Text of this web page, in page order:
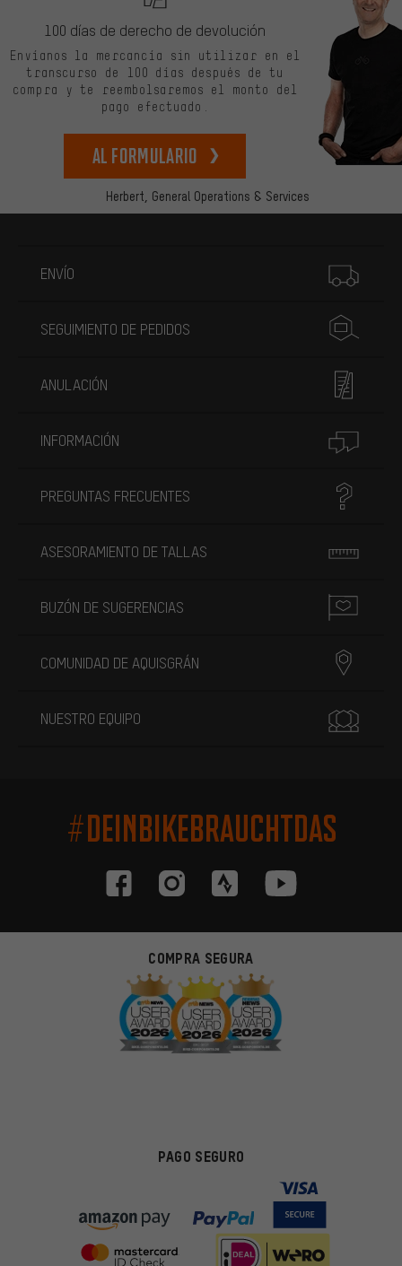
Herbert, General Operations & Services
100 días de derecho de devolución
Envíanos la mercancía sin utilizar en el
transcurso de 100 días después de tu
compra y te reembolsaremos el monto del
pago efectuado.
Al formulario
ENVÍO
SEGUIMIENTO DE PEDIDOS
ANULACIÓN
INFORMACIÓN
PREGUNTAS FRECUENTES
ASESORAMIENTO DE TALLAS
BUZÓN DE SUGERENCIAS
COMUNIDAD DE AQUISGRÁN
NUESTRO EQUIPO
#DEINBIKEBRAUCHTDAS
COMPRA SEGURA
PAGO SEGURO